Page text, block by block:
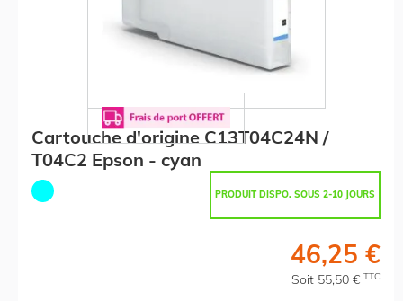
Cartouche d'origine C13T04C24N /
T04C2 Epson - cyan
PRODUIT DISPO. SOUS 2-10 JOURS
46,25 €
Soit 55,50 € TTC